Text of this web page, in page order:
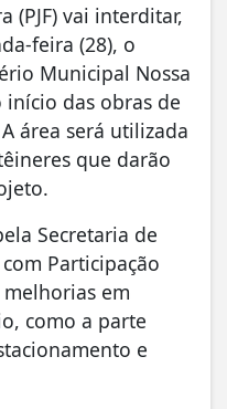
(PJF) vai interditar,
feira (28), o
Municipal Nossa
das obras de
área será utilizada
que darão
Secretaria de
Participação
melhorias em
como a parte
e